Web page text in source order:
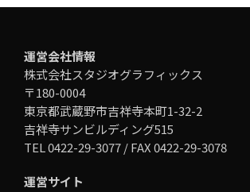
運営会社情報
株式会社スタジオグラフィックス
〒180-0004
東京都武蔵野市吉祥寺本町1-32-2
吉祥寺サンビルディング515
TEL 0422-29-3077 / FAX 0422-29-3078
運営サイト